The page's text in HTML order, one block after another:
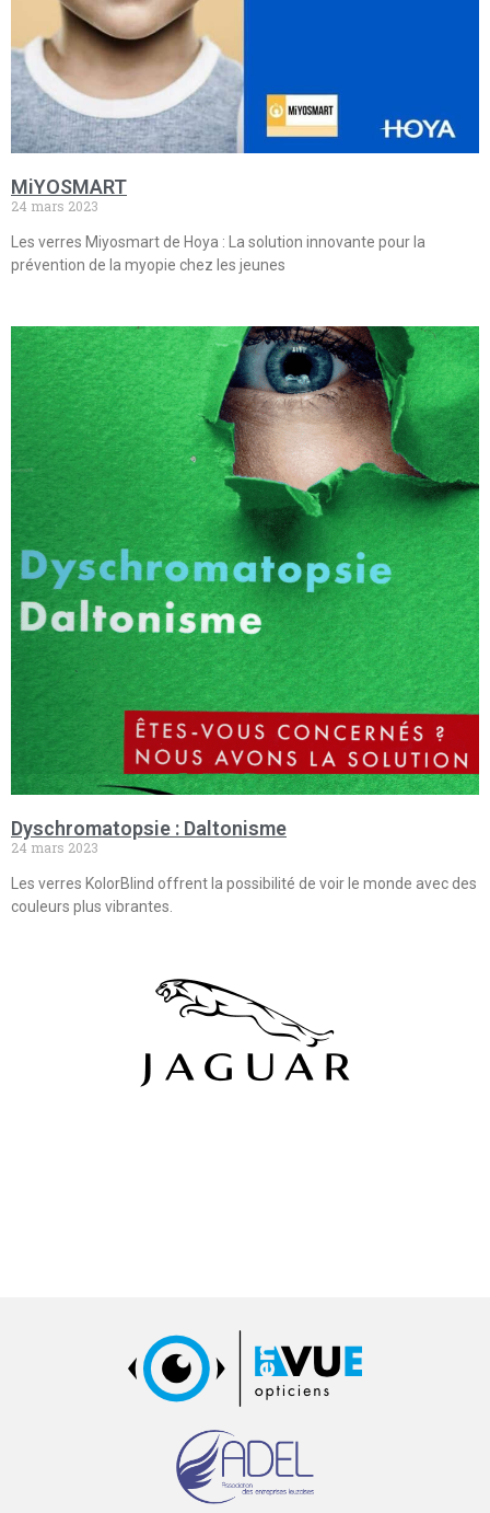
MiYOSMART
24 mars 2023
Les verres Miyosmart de Hoya : La solution innovante pour la
prévention de la myopie chez les jeunes
Dyschromatopsie : Daltonisme
24 mars 2023
Les verres KolorBlind offrent la possibilité de voir le monde avec des
couleurs plus vibrantes.